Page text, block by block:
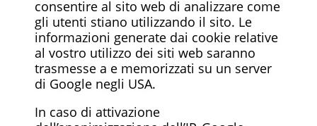
consentire al sito web di analizzare come
gli utenti stiano utilizzando il sito. Le
informazioni generate dai cookie relative
al vostro utilizzo dei siti web saranno
trasmesse a e memorizzati su un server
di Google negli USA.
In caso di attivazione